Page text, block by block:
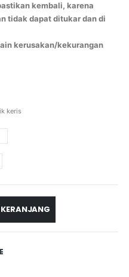
kembali, karena
tidak dapat ditukar dan di
kerusakan/kekurangan
keris